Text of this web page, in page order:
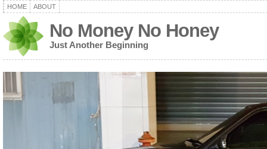
HOME ABOUT
No Money No Honey
Just Another Beginning